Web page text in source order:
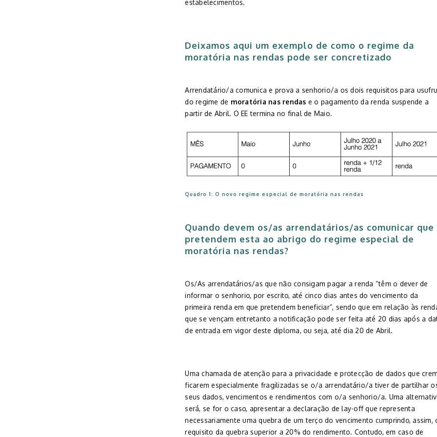
estabelecimentos.
Deixamos aqui um exemplo de como o regime da
moratória nas rendas pode ser concretizado
Arrendatário/a comunica e prova a senhorio/a os dois requisitos para
do regime de moratória nas rendas e o pagamento da renda suspende a
partir de Abril. O EE termina no final de Maio.
Quadro 1: O novo regime especial de moratória nas rendas
Quando devem os/as arrendatários/as comunicar que
pretendem esta ao abrigo do regime especial de
moratória nas rendas?
Os/As arrendatários/as que não consigam pagar a renda “têm o dever de
informar o senhorio, por escrito, até cinco dias antes do vencimento da
primeira renda em que pretendem beneficiar”, sendo que em relação às
que se vençam entretanto a notificação pode ser feita até 20 dias após a
de entrada em vigor deste diploma, ou seja, até dia 20 de Abril.
Uma chamada de atenção para a privacidade e protecção de dados que
ficarem especialmente fragilizadas se o/a arrendatário/a tiver de partilhar
seus dados, vencimentos e rendimentos com o/a senhorio/a. Uma
será, se for o caso, apresentar a declaração de lay-off que representa
necessariamente uma quebra de um terço do vencimento cumprindo, assim,
requisito da quebra superior a 20% do rendimento. Contudo, em caso de